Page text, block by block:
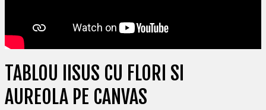
TABLOU IISUS CU FLORI SI
AUREOLA PE CANVAS